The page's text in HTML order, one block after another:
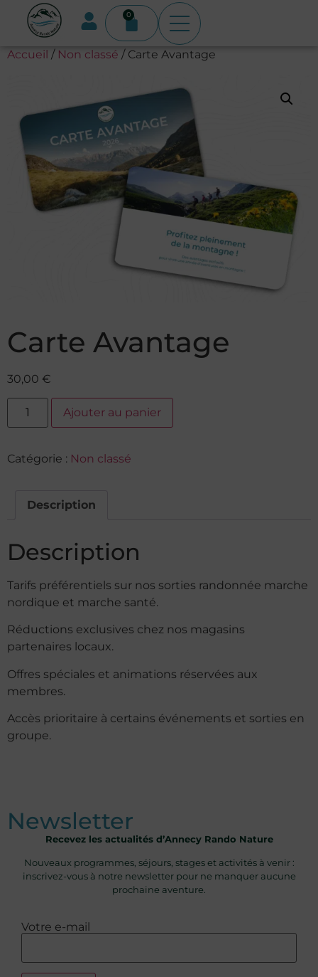
0
Accueil / Non classé / Carte Avantage
Carte Avantage
30,00 €
Ajouter au panier
Catégorie : Non classé
Description
Description
Tarifs préférentiels sur nos sorties randonnée marche
nordique et marche santé.
Réductions exclusives chez nos magasins
partenaires locaux.
Offres spéciales et animations réservées aux
membres.
Accès prioritaire à certains événements et sorties en
groupe.
Newsletter
Recevez les actualités d’Annecy Rando Nature
Nouveaux programmes, séjours, stages et activités à venir :
inscrivez-vous à notre newsletter pour ne manquer aucune
prochaine aventure.
Votre e-mail